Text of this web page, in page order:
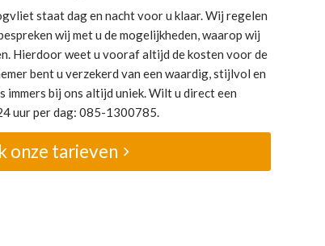
staat dag en nacht voor u klaar. Wij regelen
wij met u de mogelijkheden, waarop wij
Hierdoor weet u vooraf altijd de kosten voor de
bent u verzekerd van een waardig, stijlvol en
bij ons altijd uniek. Wilt u direct een
uur per dag: 085-1300785.
onze tarieven